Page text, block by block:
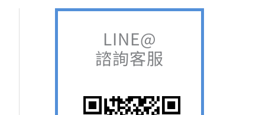
LINE@
諮詢客服